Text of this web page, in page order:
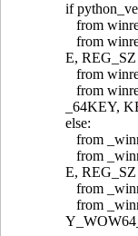
if
from
from
E, REG_SZ
from
from
_64KEY,
else:
from
from
E, REG_SZ
from
from